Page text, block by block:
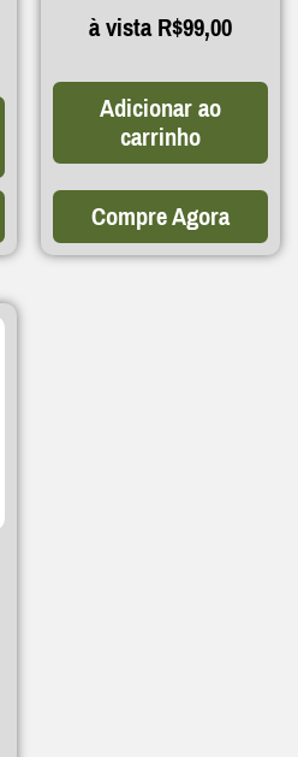
à vistaR$99,00
Adicionar ao
carrinho
Compre Agora